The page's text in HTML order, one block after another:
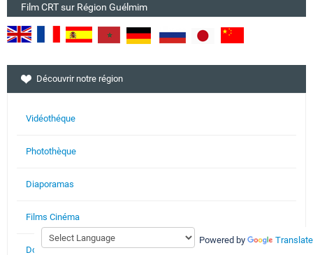
Film CRT sur Région Guélmim
Découvrir notre région
Vidéothéque
Photothèque
Diaporamas
Films Cinéma
Documents
Powered by Translate